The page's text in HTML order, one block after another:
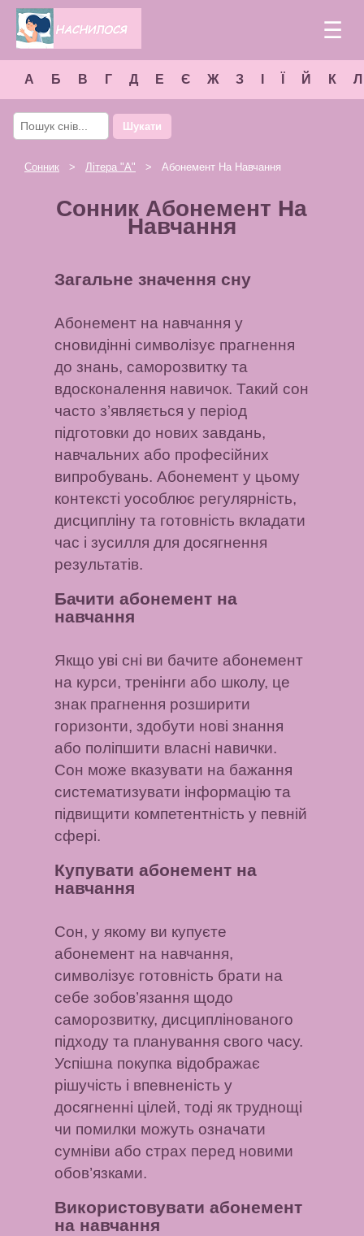
☰
А Б В Г Д Е Є Ж З Й К Л
Шукати
Сонник > Літера "А" > Абонемент На Навчання
Сонник Абонемент На
Навчання
Загальне значення сну
Абонемент на навчання у
сновидінні символізує прагнення
до знань, саморозвитку та
вдосконалення навичок. Такий сон
часто з’являється у період
підготовки до нових завдань,
навчальних або професійних
випробувань. Абонемент у цьому
контексті уособлює регулярність,
дисципліну та готовність вкладати
час і зусилля для досягнення
результатів.
Бачити абонемент на
навчання
Якщо уві сні ви бачите абонемент
на курси, тренінги або школу, це
знак прагнення розширити
горизонти, здобути нові знання
або поліпшити власні навички.
Сон може вказувати на бажання
систематизувати інформацію та
підвищити компетентність у певній
сфері.
Купувати абонемент на
навчання
Сон, у якому ви купуєте
абонемент на навчання,
символізує готовність брати на
себе зобов’язання щодо
саморозвитку, дисциплінованого
підходу та планування свого часу.
Успішна покупка відображає
рішучість і впевненість у
досягненні цілей, тоді як труднощі
чи помилки можуть означати
сумніви або страх перед новими
обов’язками.
Використовувати абонемент
на навчання